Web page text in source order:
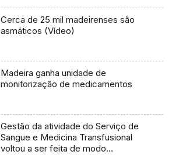
Cerca de 25 mil madeirenses são
asmáticos (Vídeo)
Madeira ganha unidade de
monitorização de medicamentos
Gestão da atividade do Serviço de
Sangue e Medicina Transfusional
voltou a ser feita de modo